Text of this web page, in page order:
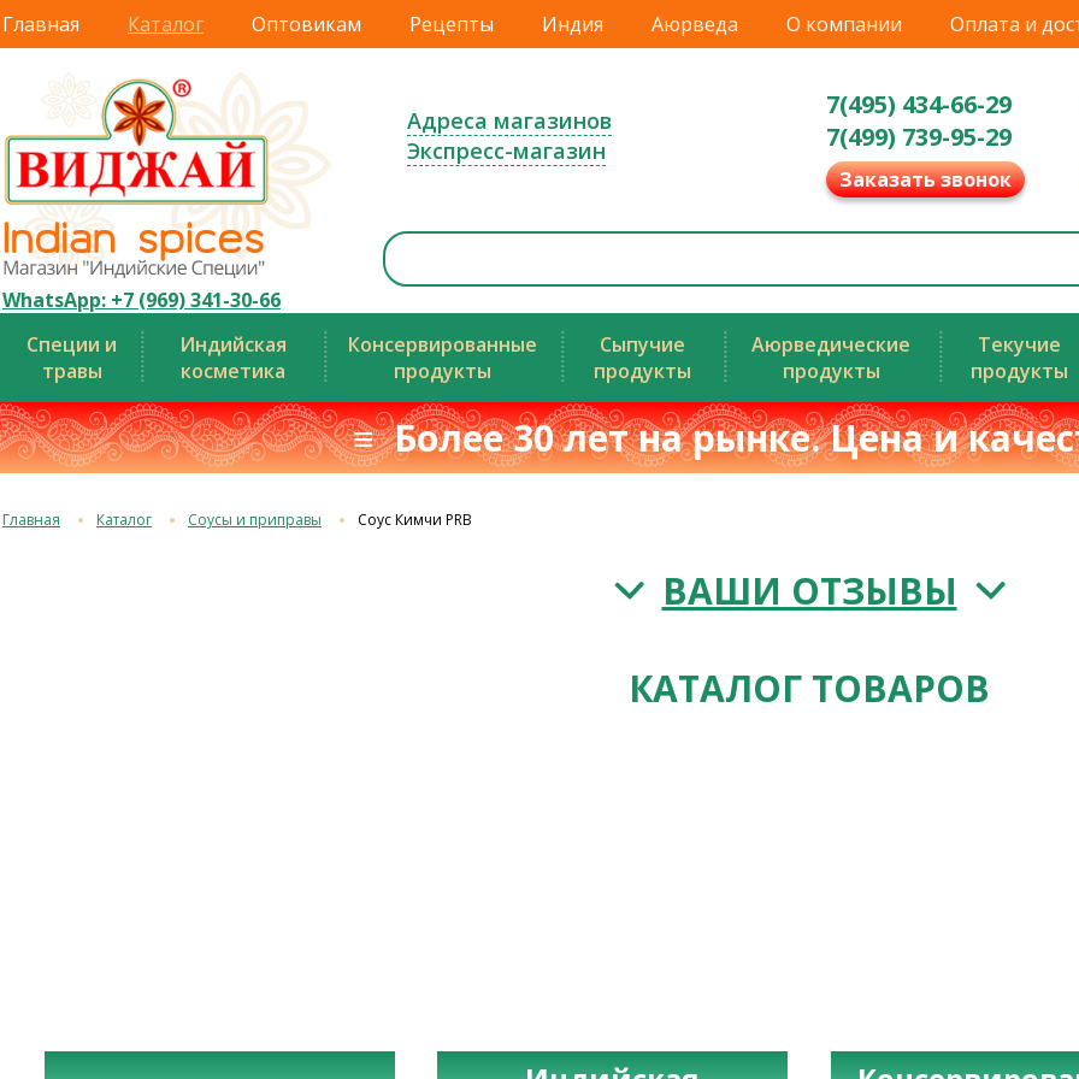
Главная Каталог Оптовикам Рецепты Индия Аюрведа О компании Оплата и
WhatsApp: +7 (969) 341-30-66
Адреса магазинов
Экспресс-магазин
7(495) 434-66-29
7(499) 739-95-29
Заказать звонок
Специи и
травы
Индийская
косметика
Консервированные
продукты
Сыпучие
продукты
Аюрведические
продукты
Текучие
продукты
≡ Более 30 лет на рынке. Цена и
Главная Каталог Соусы и приправы Соус Кимчи PRB
ВАШИ ОТЗЫВЫ
КАТАЛОГ ТОВАРОВ